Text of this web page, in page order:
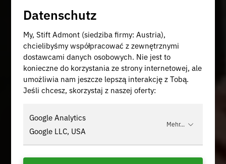
Datenschutz
My, Stift Admont (siedziba firmy: Austria),
chcielibyśmy współpracować z zewnętrznymi
dostawcami danych osobowych. Nie jest to
konieczne do korzystania ze strony internetowej, ale
umożliwia nam jeszcze lepszą interakcję z Tobą.
Jeśli chcesz, skorzystaj z naszej oferty:
Google Analytics
Google LLC, USA
Mehr...